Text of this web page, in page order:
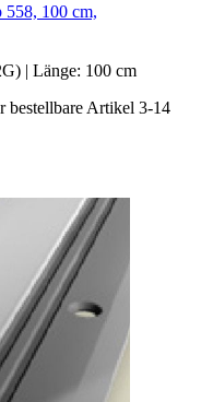
100 cm,
| Länge: 100 cm
bestellbare Artikel 3-14